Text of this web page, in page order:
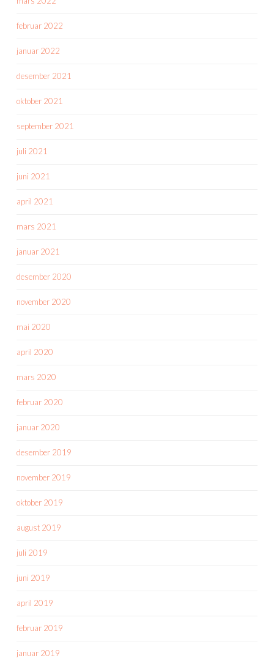
februar 2022
januar 2022
desember 2021
oktober 2021
september 2021
juli 2021
juni 2021
april 2021
mars 2021
januar 2021
desember 2020
november 2020
mai 2020
april 2020
mars 2020
februar 2020
januar 2020
desember 2019
november 2019
oktober 2019
august 2019
juli 2019
juni 2019
april 2019
februar 2019
januar 2019